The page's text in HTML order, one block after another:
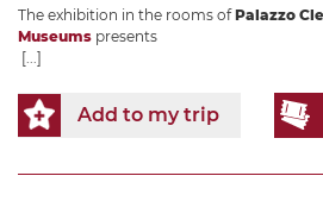
The exhibition in the rooms ofPalazzo
Museums presents
[...]
Add to my trip